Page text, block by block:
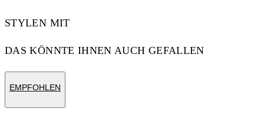
STYLEN MIT
DAS KÖNNTE IHNEN AUCH GEFALLEN
EMPFOHLEN